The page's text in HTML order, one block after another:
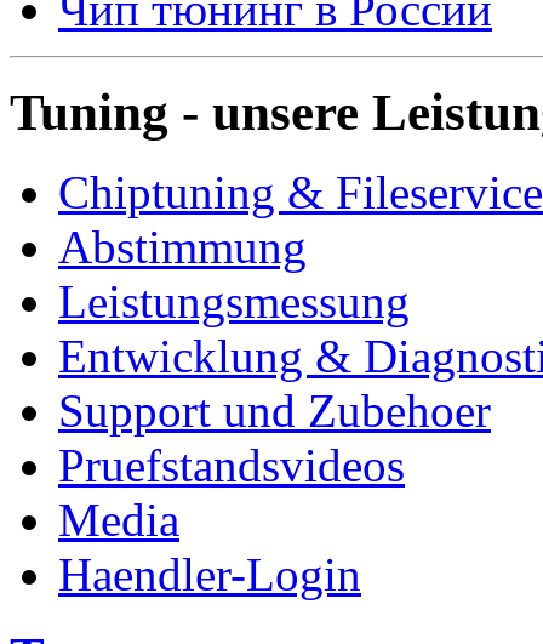
Tuning - unsere
Chiptuning & Fileservice
Abstimmung
Leistungsmessung
Entwicklung &
Support und Zubehoer
Pruefstandsvideos
Media
Haendler-Login